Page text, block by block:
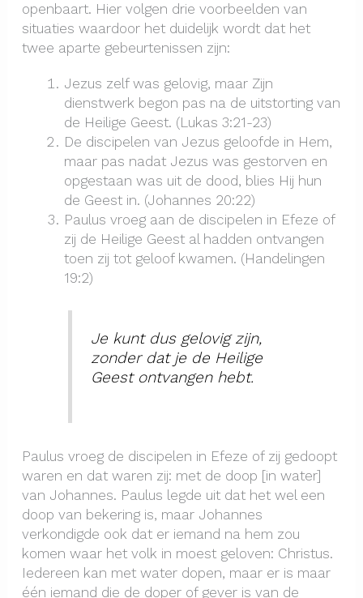
openbaart. Hier volgen drie voorbeelden van
situaties waardoor het duidelijk wordt dat het
twee aparte gebeurtenissen zijn:
Jezus zelf was gelovig, maar Zijn
dienstwerk begon pas na de uitstorting van
de Heilige Geest. (Lukas 3:21-23)
De discipelen van Jezus geloofde in Hem,
maar pas nadat Jezus was gestorven en
opgestaan was uit de dood, blies Hij hun
de Geest in. (Johannes 20:22)
Paulus vroeg aan de discipelen in Efeze of
zij de Heilige Geest al hadden ontvangen
toen zij tot geloof kwamen. (Handelingen
19:2)
Je kunt dus gelovig zijn,
zonder dat je de Heilige
Geest ontvangen hebt.
Paulus vroeg de discipelen in Efeze of zij gedoopt
waren en dat waren zij: met de doop [in water]
van Johannes. Paulus legde uit dat het wel een
doop van bekering is, maar Johannes
verkondigde ook dat er iemand na hem zou
komen waar het volk in moest geloven: Christus.
Iedereen kan met water dopen, maar er is maar
één iemand die de doper of gever is van de